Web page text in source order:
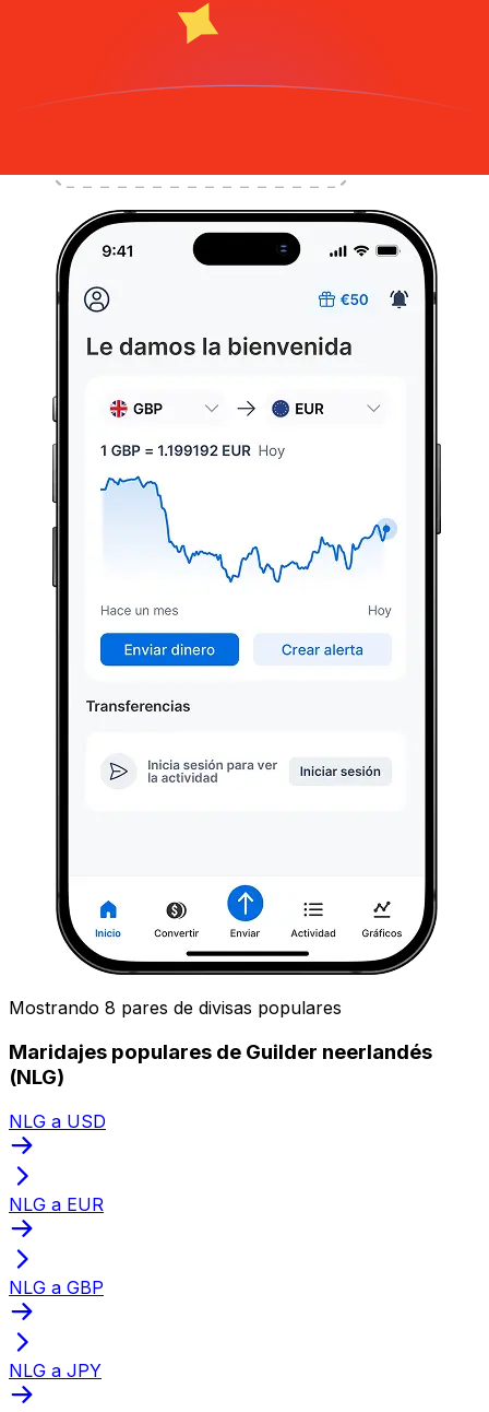
Mostrando 8 pares de divisas populares
Maridajes populares de Guilder neerlandés
(NLG)
NLG a USD
NLG a EUR
NLG a GBP
NLG a JPY